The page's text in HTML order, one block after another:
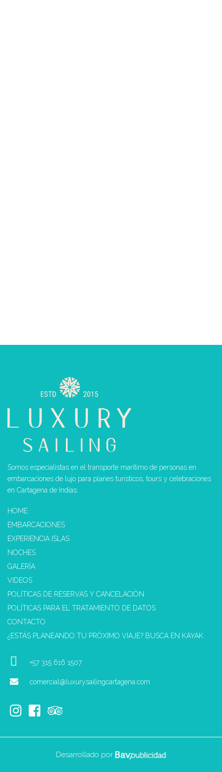
Somos especialistas en el transporte marítimo de personas en
embarcaciones de lujo para planes turísticos, tours y celebraciones
en Cartagena de Indias.
HOME
EMBARCACIONES
EXPERIENCIA ISLAS
NOCHES
GALERÍA
VIDEOS
POLÍTICAS DE RESERVAS Y CANCELACIÓN
POLÍTICAS PARA EL TRATAMIENTO DE DATOS
CONTACTO
¿ESTÁS PLANEANDO TU PRÓXIMO VIAJE? BUSCA EN KAYAK
+57 315 616 1507
comercial@luxurysailingcartagena.com
Desarrollado por